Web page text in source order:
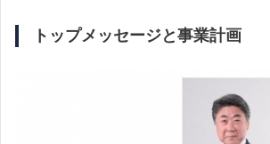
トップメッセージと事業計画